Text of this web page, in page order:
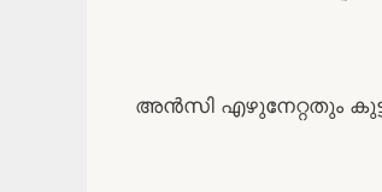
അൻസി എഴുനേറ്റതും